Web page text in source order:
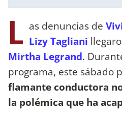
L as denuncias de
Lizy Tagliani
Mirtha Legrand.
programa, este sábado
flamante conductora
la polémica que ha